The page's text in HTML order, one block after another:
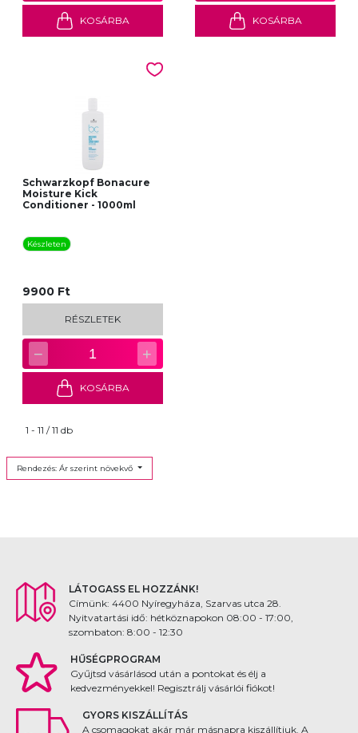
KOSÁRBA KOSÁRBA
Schwarzkopf Bonacure
Moisture Kick
Conditioner - 1000ml
Készleten
9900 Ft
RÉSZLETEK
− 1 +
KOSÁRBA
1 - 11 / 11 db
Rendezés: Ár szerint növekvő
LÁTOGASS EL HOZZÁNK!
Címünk: 4400 Nyíregyháza, Szarvas utca 28.
Nyitvatartási idő: hétköznapokon 08:00 - 17:00,
szombaton: 8:00 - 12:30
HŰSÉGPROGRAM
Gyűjtsd vásárlásod után a pontokat és élj a
kedvezményekkel! Regisztrálj vásárlói fiókot!
GYORS KISZÁLLÍTÁS
A csomagokat akár már másnapra kiszállítjuk. A